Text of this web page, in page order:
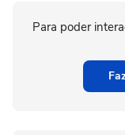
Para poder